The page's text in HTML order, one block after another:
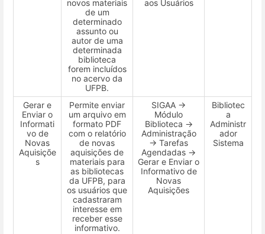
novos materiais
de um
determinado
assunto ou
autor de uma
determinada
biblioteca
forem incluídos
no acervo da
UFPB.
aos Usuários
Gerar e
Enviar o
Informati
vo de
Novas
Aquisiçõe
s
Permite enviar
um arquivo em
formato PDF
com o relatório
de novas
aquisições de
materiais para
as bibliotecas
da UFPB, para
os usuários que
cadastraram
interesse em
receber esse
informativo.
SIGAA →
Módulo
Biblioteca →
Administração
→ Tarefas
Agendadas →
Gerar e Enviar o
Informativo de
Novas
Aquisições
Bibliotec
a
Administr
ador
Sistema